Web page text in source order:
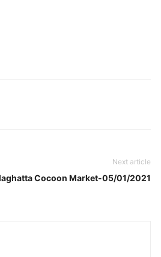
Next article
Cocoon Market-05/01/2021